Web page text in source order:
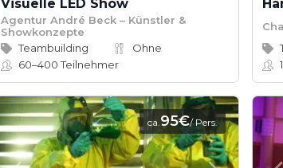
Visuelle LED Show
Agentur André Beck – Künstler &
Showkonzepte
Teambuilding
Ohne
60–400Teilnehmer
ca.95€/ Pers.